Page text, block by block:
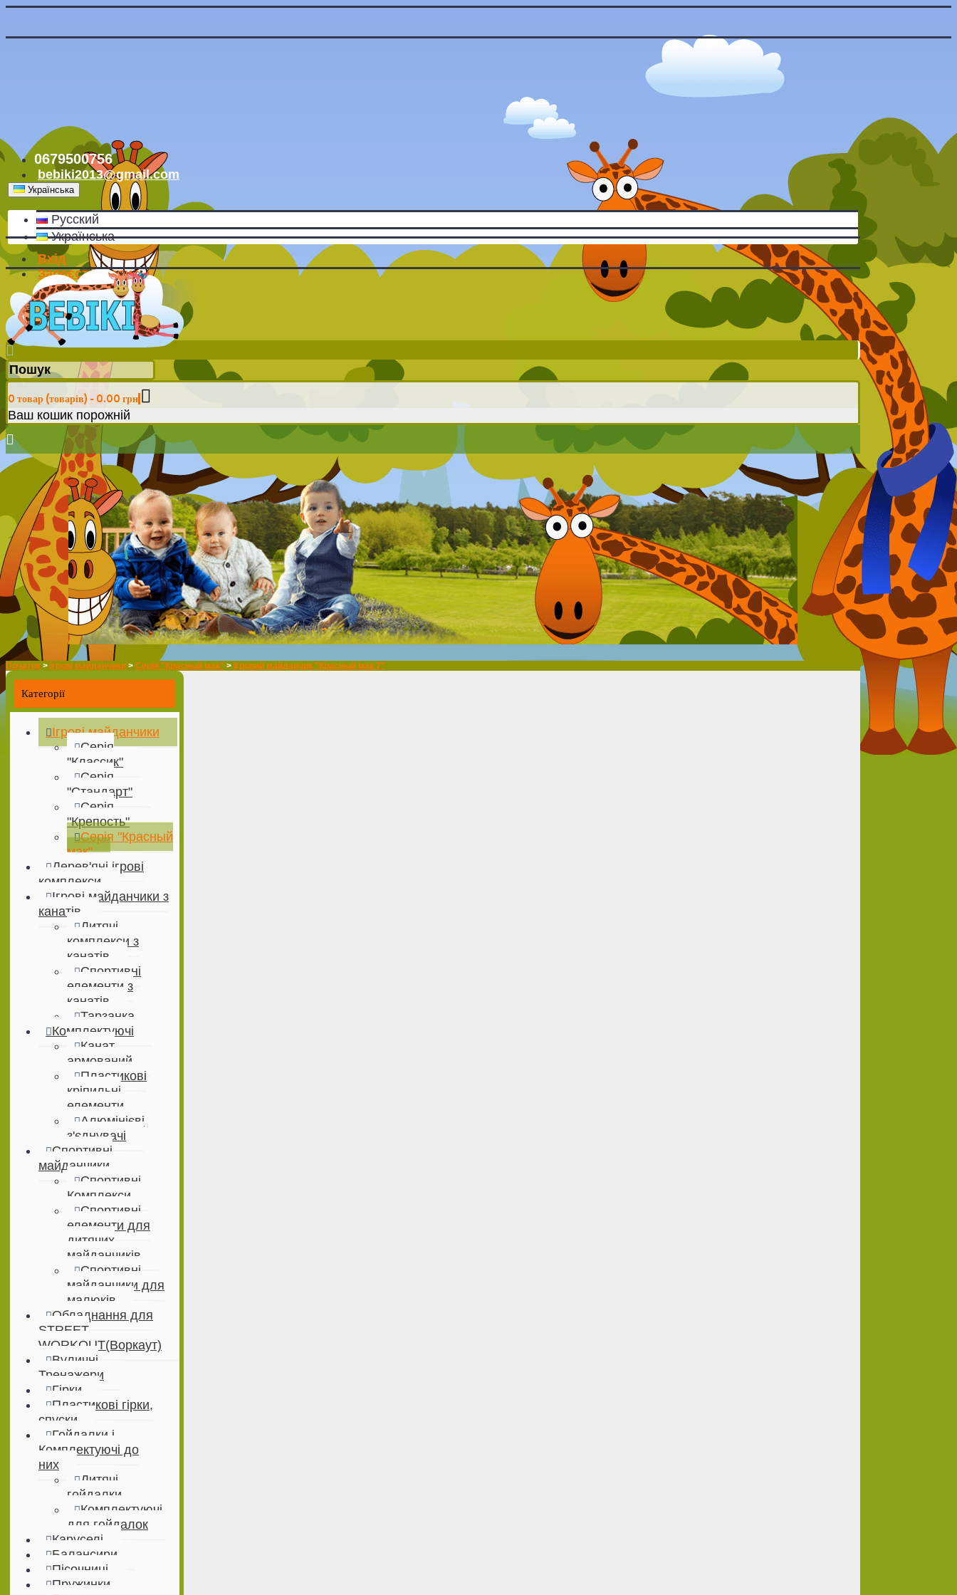
0679500756
bebiki2013@gmail.com
Українська
Русский
Українська
Вхід
Зареєструватись
0 товар (товарів) - 0.00 грн
Ваш кошик порожній
Початок > Ігрові майданчики > Серія "Красный мак" > Ігровий майданчик "Красный мак 7"
Категорії
Ігрові майданчики
Серія
"Классик"
Серія
"Стандарт"
Серія
"Крепость"
Серія "Красный
мак"
Дерев'яні ігрові
комплекси
Ігрові майданчики з
канатів
Дитячі
комплекси з
канатів
Спортивні
елементи з
канатів
Тарзанка
Комплектуючі
Канат
армований
Пластикові
кріпильні
елементи
Алюмінієві
з'єднувачі
Спортивні
майданчики
Спортивні
Комплекси
Спортивні
елементи для
дитячих
майданчиків
Спортивні
майданчики для
малюків
Обладнання для
STREET
WORKOUT(Воркаут)
Вуличні
Тренажери
Гірки
Пластикові гірки,
спуски
Гойдалки і
Комплектуючі до
них
Дитячі
гойдалки
Комплектуючі
для гойдалок
Каруселі
Балансири
Пісочниці
Пружинки